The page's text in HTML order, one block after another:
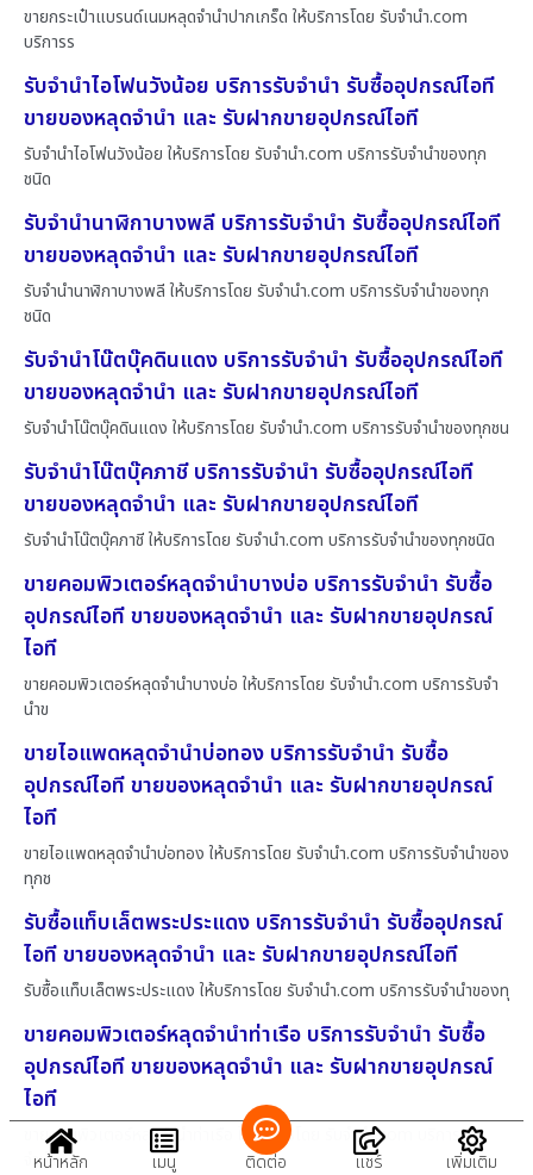
ขายกระเป๋าแบรนด์เนมหลุดจำนำปากเกร็ด ให้บริการโดย รับจํานํา.com
บริการร
รับจำนำไอโฟนวังน้อย บริการรับจำนำ รับซื้ออุปกรณ์ไอที
ขายของหลุดจำนำ และ รับฝากขายอุปกรณ์ไอที
รับจำนำไอโฟนวังน้อย ให้บริการโดย รับจํานํา.com บริการรับจำนำของทุก
ชนิด
รับจำนำนาฬิกาบางพลี บริการรับจำนำ รับซื้ออุปกรณ์ไอที
ขายของหลุดจำนำ และ รับฝากขายอุปกรณ์ไอที
รับจำนำนาฬิกาบางพลี ให้บริการโดย รับจํานํา.com บริการรับจำนำของทุก
ชนิด
รับจำนำโน๊ตบุ๊คดินแดง บริการรับจำนำ รับซื้ออุปกรณ์ไอที
ขายของหลุดจำนำ และ รับฝากขายอุปกรณ์ไอที
รับจำนำโน๊ตบุ๊คดินแดง ให้บริการโดย รับจํานํา.com บริการรับจำนำของทุกชน
รับจำนำโน๊ตบุ๊คภาชี บริการรับจำนำ รับซื้ออุปกรณ์ไอที
ขายของหลุดจำนำ และ รับฝากขายอุปกรณ์ไอที
รับจำนำโน๊ตบุ๊คภาชี ให้บริการโดย รับจํานํา.com บริการรับจำนำของทุกชนิด
ขายคอมพิวเตอร์หลุดจำนำบางบ่อ บริการรับจำนำ รับซื้อ
อุปกรณ์ไอที ขายของหลุดจำนำ และ รับฝากขายอุปกรณ์
ไอที
ขายคอมพิวเตอร์หลุดจำนำบางบ่อ ให้บริการโดย รับจํานํา.com บริการรับจำ
นำข
ขายไอแพดหลุดจำนำบ่อทอง บริการรับจำนำ รับซื้อ
อุปกรณ์ไอที ขายของหลุดจำนำ และ รับฝากขายอุปกรณ์
ไอที
ขายไอแพดหลุดจำนำบ่อทอง ให้บริการโดย รับจํานํา.com บริการรับจำนำของ
ทุกช
รับซื้อแท็บเล็ตพระประแดง บริการรับจำนำ รับซื้ออุปกรณ์
ไอที ขายของหลุดจำนำ และ รับฝากขายอุปกรณ์ไอที
รับซื้อแท็บเล็ตพระประแดง ให้บริการโดย รับจํานํา.com บริการรับจำนำของทุ
ขายคอมพิวเตอร์หลุดจำนำท่าเรือ บริการรับจำนำ รับซื้อ
อุปกรณ์ไอที ขายของหลุดจำนำ และ รับฝากขายอุปกรณ์
ไอที
ขายคอมพิวเตอร์หลุดจำนำท่าเรือ ให้บริการโดย รับจํานํา.com บริการรับ
จำนำ
หน้าหลัก เมนู ติดต่อ แชร์ เพิ่มเติม